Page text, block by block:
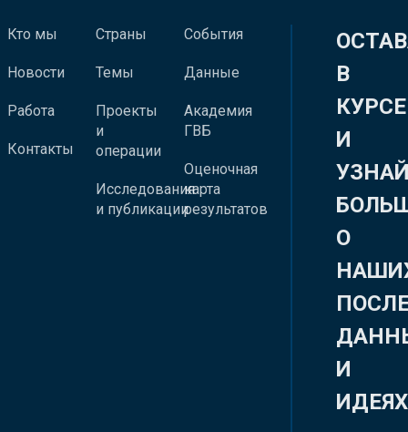
Кто мы
Новости
Работа
Контакты
Страны
Темы
Проекты
и
операции
Исследования
и публикации
События
Данные
Академия
ГВБ
Оценочная
карта
результатов
В
КУРСЕ
И
О
И
ИДЕЯХ